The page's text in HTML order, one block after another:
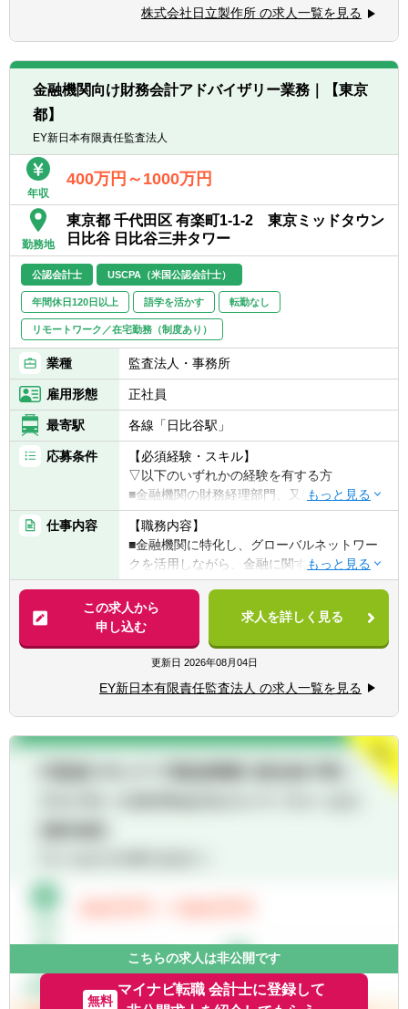
180名
※事業部全体で公認会計士有資格者が4名（米
国公認会計士資格1名）です
※部長40代、課長・課長代理ともに30代～40
代前半の比較的若いチームです。
■公認会計士および税理士の資格取得維持に
必要な費用については、会社で負担していま
す（手当の支給には別途条件あり）
【全職種共通（日立グループコンピテンシ
す）：
多様な人財を活かすために、お互いを信頼
り、積極的な発言と成長を支援する。
点で考える）：
社会を起点に課題を捉え、常に誠実に行動
することを忘れずに、社内外の関係者と協創
で成果に責任を持って社会に貢献する。
・Innovation（イノベーションを起こす）：
新しい価値を生み出すために、情熱を持っ
て学び、現状に挑戦し、素早く応えて、イノ
ベーションを加速する。
【その他職種特有】
・ファシリテーション力、論理的なコミュニ
ケーション能力がある方
・世の中の事象の「なぜ」を問う事が出来る
方
財務統括本部は、CFOの下で中期経営計画・
予算・決算の取りまとめや作成など、日立グ
ループ全体の経理財務を統括する部署です。
単に数字の取りまとめや分析を行う受け身の
姿勢ではなく、グループ各社や各ビジネスユ
ニットと積極的に関わり、それぞれの経営戦
めの財務戦略」を進めています。
国内外のグループ会社と共に実績の分析や将
来に向けた改善策の議論を行い、必要に応じ
す。
【職務詳細】
第一線の担当者として、決算業務あるいは管
理会計業務のいずれかの担当からスタートい
ただきます。
【決算業務(個別決算/連結決算)】
・財務諸表の作成
・決算書の作成と準備
・公認会計士や社外監査委員に決算書を提出
・開示書類の作成
【管理会計業務】
・日立グループ全体の予算策定
・各ビジネスユニットや子会社の予算策定支
援
・目標達成に向けた取り組みについての経営
幹部との議論
・内部報告を踏まえた外部報告(決算報告や
Investor Day)ストーリーの検討
・日立グループのグローバルな財務トランス
フォーメーションプロジェクト参画（管理会
新)
売上規模が約10兆円ある日立グループの経
理・財務コーポレート部門として、経営のか
【募集背景】
日立が世界で成長し続けるためには、日立グ
ループ約600社をまとめた財務戦略が経営上
株式会社日立製作所 の求人一覧を見る
金融機関向け財務会計アドバイザリー業務｜【東京
都】
EY新日本有限責任監査法人
年収
400万円～1000万円
勤務地
東京都 千代田区 有楽町1-1-2 東京ミッドタウン
日比谷 日比谷三井タワー
公認会計士 USCPA（米国公認会計士）
年間休日120日以上 語学を活かす 転勤なし
リモートワーク／在宅勤務（制度あり）
業種 監査法人・事務所
雇用形態 正社員
最寄駅 各線「日比谷駅」
応募条件
【必須経験・スキル】
▽以下のいずれかの経験を有する方
■金融機関の財務経理部門、又は、コンサル
ティング業界（会計関連・内部統制等）での
経験
■監査法人での財務諸表監査・内部統制監査
経験。JICPA試験合格者又はUSCPA（3科目
以上合格者）を希望
■業務内容に記載した領域に関する金融機関
の経営企画部門、リスク管理部門での経験。
かつ財務会計にも高い関心がある方
■上記経験に当てはまらなくとも、JICPA又は
USCPA試験合格者
■日本語 ネイティブレベル
■英語（TOEC650点以上）推奨 ※
※英語力は必須ではありませんが、入社後
仕事内容
【職務内容】
■金融機関に特化し、グローバルネットワー
クを活用しながら、金融に関する会計専門家
及びその他の各分野の専門家でチームを構成
し、CFO及び経理財務部門が抱える様々なプ
ロジェクトに対して、包括的な支援を行って
います。加えて、従来の経理財務領域にとど
まらず、企業価値向上に貢献するCFO及び関
連部門のケイパビリティの高度化まで幅広く
支援しています。
【具体的に】
■財務会計プロセス等の高度化支援
・IFRS（国際会計基準）導入、新会計基準対
導入・デジタル活用による各種施策）の支援
策等戦略策定、管理会計高度化、バーゼル規
■内部統制構築・高度化支援
グローバルグループガバナンスの構築、海外
子会社内部統制構築・改善、デジタル活用に
よる業務プロセス改善、データアナリティク
この求人から
申し込む
求人を詳しく見る
更新日 2026年08月04日
EY新日本有限責任監査法人 の求人一覧を見る
こちらの求人は非公開です
無料
マイナビ転職 会計士に登録して